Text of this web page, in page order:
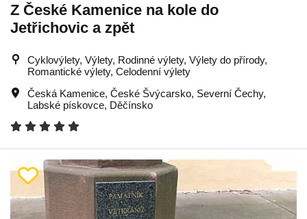
Z České Kamenice na kole do
Jetřichovic a zpět
Cyklovýlety, Výlety, Rodinné výlety, Výlety do přírody,
Romantické výlety, Celodenní výlety
Česká Kamenice, České Švýcarsko, Severní Čechy,
Labské pískovce, Děčínsko